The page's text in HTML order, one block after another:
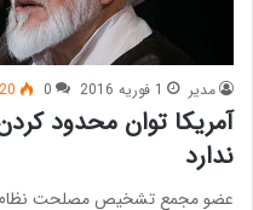
مدیر 1 فوریه 2016 0
آمریکا توان محدود
ندارد
عضو مجمع تشخیص مصلحت نظام